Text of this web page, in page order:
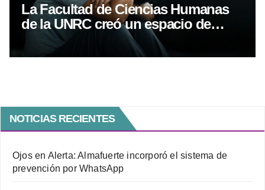
La Facultad de Ciencias Humanas
de la UNRC creó un espacio de
acompañamiento en salud mental
NOTICIAS RECIENTES
Ojos en Alerta: Almafuerte incorporó el sistema de
prevención por WhatsApp